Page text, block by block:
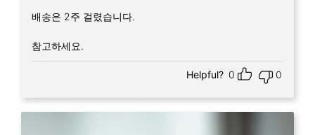
배송은 2주 걸렸습니다.
참고하세요.
Helpful? 0 0